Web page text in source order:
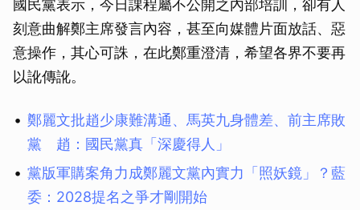
國民黨表示，今日課程屬不公開之內部培訓，卻有人
刻意曲解鄭主席發言內容，甚至向媒體片面放話、惡
意操作，其心可誅，在此鄭重澄清，希望各界不要再
以訛傳訛。
鄭麗文批趙少康難溝通、馬英九身體差、前主席敗
黨 趙：國民黨真「深慶得人」
黨版軍購案角力成鄭麗文黨內實力「照妖鏡」？藍
委：2028提名之爭才剛開始